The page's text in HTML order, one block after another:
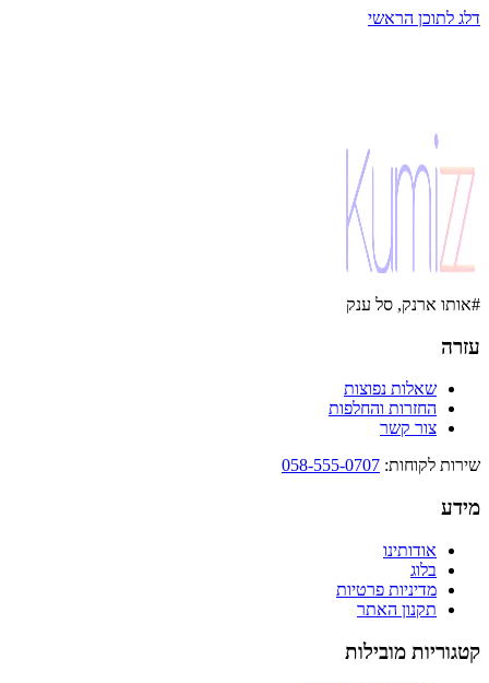
דלג לתוכן הראשי
#אותו ארנק, סל ענק
עזרה
שאלות נפוצות
החזרות והחלפות
צור קשר
שירות לקוחות:
058-555-0707
מידע
אודותינו
בלוג
מדיניות פרטיות
תקנון האתר
קטגוריות מובילות